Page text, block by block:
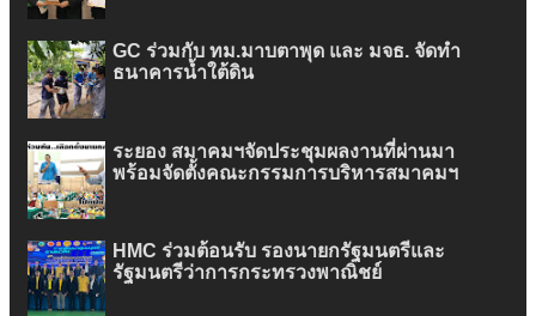
GC ร่วมกับ ทม.มาบตาพุด และ มจธ. จัดทำ
ธนาคารน้ำใต้ดิน
ระยอง สมาคมฯจัดประชุมผลงานที่ผ่านมา
พร้อมจัดตั้งคณะกรรมการบริหารสมาคมฯ
HMC ร่วมต้อนรับ รองนายกรัฐมนตรีและ
รัฐมนตรีว่าการกระทรวงพาณิชย์